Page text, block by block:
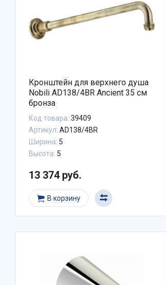
Кронштейн для верхнего душа
Nobili AD138/4BR Ancient 35 см
бронза
Код товара: 39409
Артикул: AD138/4BR
Ширина: 5
Высота: 5
13 374 руб.
В корзину